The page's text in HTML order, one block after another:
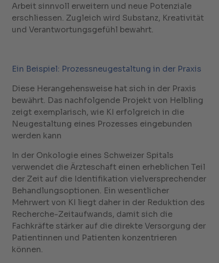
Arbeit sinnvoll erweitern und neue Potenziale
erschliessen. Zugleich wird Substanz, Kreativität
und Verantwortungsgefühl bewahrt.
Ein Beispiel: Prozessneugestaltung in der Praxis
Diese Herangehensweise hat sich in der Praxis
bewährt. Das nachfolgende Projekt von Helbling
zeigt exemplarisch, wie KI erfolgreich in die
Neugestaltung eines Prozesses eingebunden
werden kann
In der Onkologie eines Schweizer Spitals
verwendet die Ärzteschaft einen erheblichen Teil
der Zeit auf die Identifikation vielversprechender
Behandlungsoptionen. Ein wesentlicher
Mehrwert von KI liegt daher in der Reduktion des
Recherche-Zeitaufwands, damit sich die
Fachkräfte stärker auf die direkte Versorgung der
Patientinnen und Patienten konzentrieren
können.